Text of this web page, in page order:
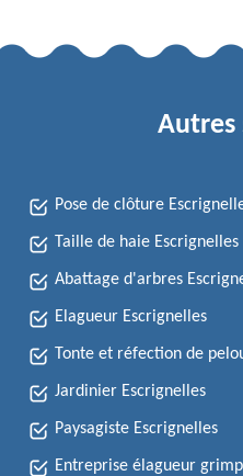
Autres
Pose de clôture
Taille de haie Escrignelles
Abattage d'arbres
Elagueur Escrignelles
Tonte et réfection de
Jardinier Escrignelles
Paysagiste Escrignelles
Entreprise élagueur